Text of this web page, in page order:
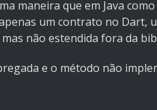
maneira que em Java
um contrato no Dart,
não estendida fora da
e o método não